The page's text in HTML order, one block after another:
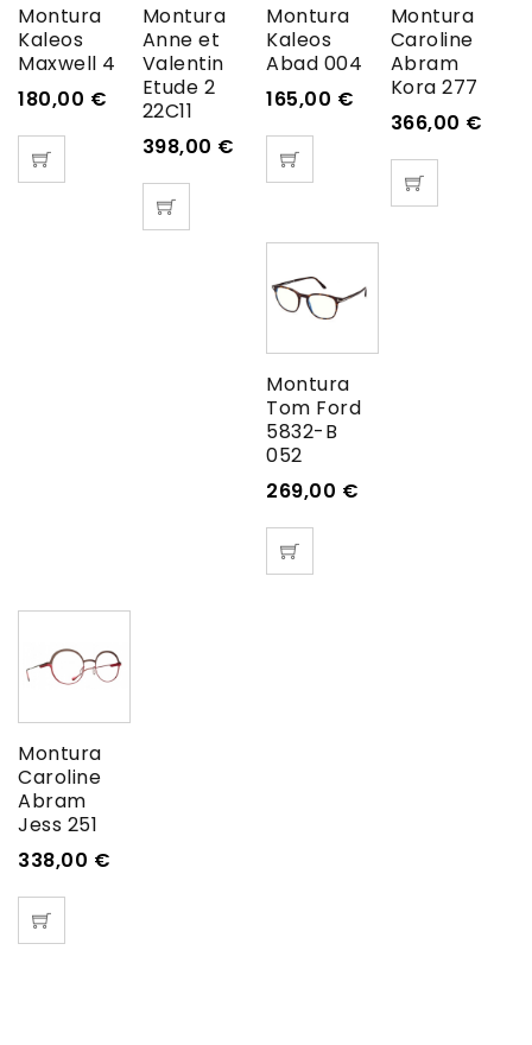
Montura
Kaleos
Maxwell 4
180,00 €
Montura
Anne et
Valentin
Etude 2
22C11
398,00 €
Montura
Kaleos
Abad 004
165,00 €
Montura
Caroline
Abram
Kora 277
366,00 €
Montura
Tom Ford
5832-B
052
269,00 €
Montura
Caroline
Abram
Jess 251
338,00 €